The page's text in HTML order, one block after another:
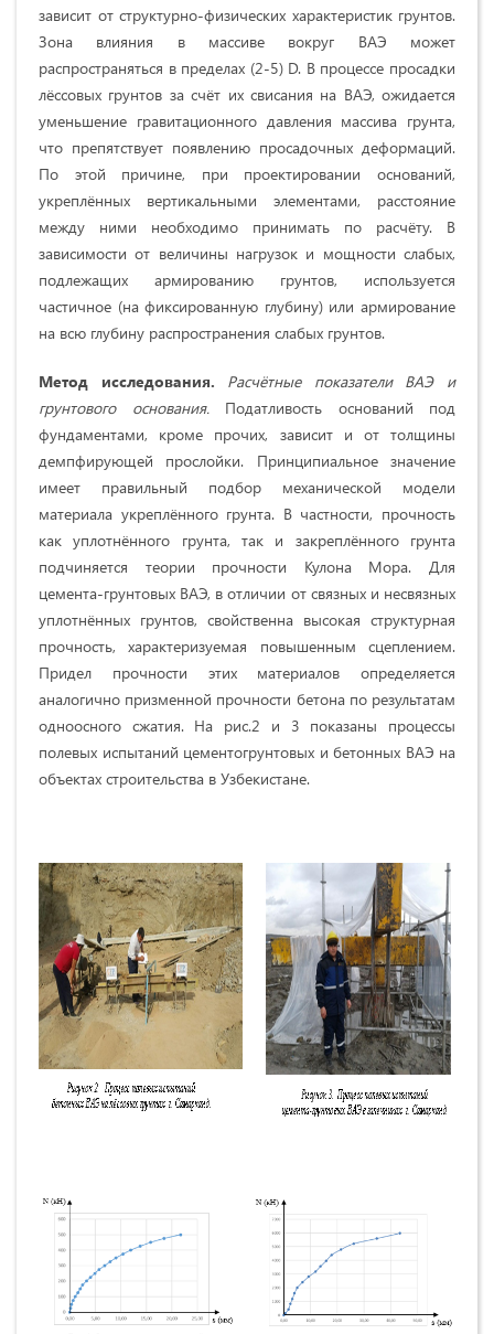
зависит от структурно-физических характеристик грунтов.
Зона влияния в массиве вокруг ВАЭ может
распространяться в пределах (2-5) D. В процессе просадки
лёссовых грунтов за счёт их свисания на ВАЭ, ожидается
уменьшение гравитационного давления массива грунта,
что препятствует появлению просадочных деформаций.
По этой причине, при проектировании оснований,
укреплённых вертикальными элементами, расстояние
между ними необходимо принимать по расчёту. В
зависимости от величины нагрузок и мощности слабых,
подлежащих армированию грунтов, используется
частичное (на фиксированную глубину) или армирование
на всю глубину распространения слабых грунтов.
Метод исследования. Расчётные показатели ВАЭ и
грунтового основания.Податливость оснований под
фундаментами, кроме прочих, зависит и от толщины
демпфирующей прослойки. Принципиальное значение
имеет правильный подбор механической модели
материала укреплённого грунта. В частности, прочность
как уплотнённого грунта, так и закреплённого грунта
подчиняется теории прочности Кулона Мора. Для
цемента-грунтовых ВАЭ, в отличии от связных и несвязных
уплотнённых грунтов, свойственна высокая структурная
прочность, характеризуемая повышенным сцеплением.
Придел прочности этих материалов определяется
аналогично призменной прочности бетона по результатам
одноосного сжатия. На рис.2 и 3 показаны процессы
полевых испытаний цементогрунтовых и бетонных ВАЭ на
объектах строительства в Узбекистане.